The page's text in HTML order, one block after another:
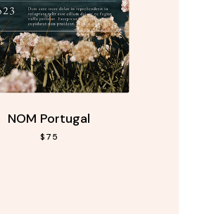
NOM Portugal
$75